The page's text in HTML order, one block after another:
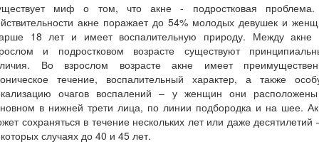
миф о том, что акне - подростковая
акне поражает до 54% молодых девушек и
18 лет и имеет воспалительную природу. Между акне
и подростковом возрасте существуют
Во взрослом возрасте акне имеет
течение, воспалительный характер, а также
очагов воспалений – у женщин они
в нижней трети лица, по линии подбородка и на шее.
сохраняться в течение нескольких лет или даже десятилетий
случаях до 40 и 45 лет.